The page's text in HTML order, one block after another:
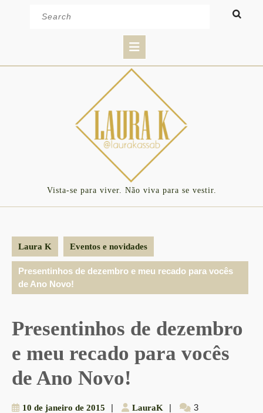
Button
Vista-se para viver. Não viva para se vestir.
Laura K Eventos e novidades
Presentinhos de dezembro e meu recado para vocês
de Ano Novo!
Presentinhos de dezembro
e meu recado para vocês
de Ano Novo!
10 de janeiro de 2015 10| LauraK LauraK
|
3